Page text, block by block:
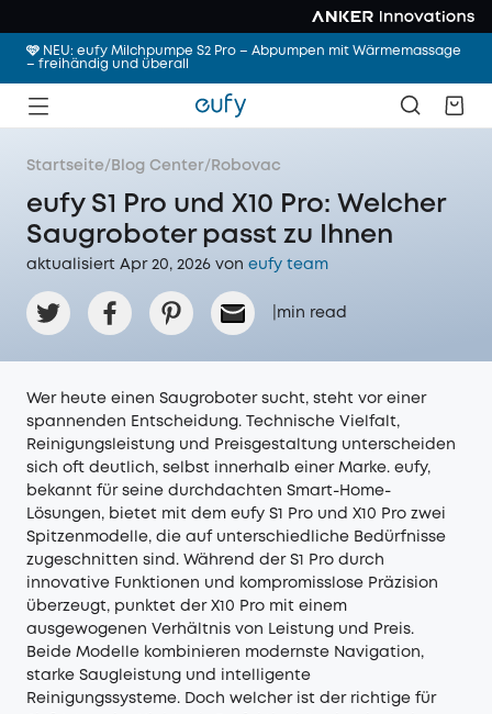
🩷 NEU: eufy Milchpumpe S2 Pro – Abpumpen mit Wärmemassage
– freihändig und überall
Startseite/ Blog Center/ Robovac
eufy S1 Pro und X10 Pro: Welcher
Saugroboter passt zu Ihnen
aktualisiert Apr 20, 2026 von eufy team
min read
Wer heute einen Saugroboter sucht, steht vor einer
spannenden Entscheidung. Technische Vielfalt,
Reinigungsleistung und Preisgestaltung unterscheiden
sich oft deutlich, selbst innerhalb einer Marke. eufy,
bekannt für seine durchdachten Smart-Home-
Lösungen, bietet mit dem eufy S1 Pro und X10 Pro zwei
Spitzenmodelle, die auf unterschiedliche Bedürfnisse
zugeschnitten sind. Während der S1 Pro durch
innovative Funktionen und kompromisslose Präzision
überzeugt, punktet der X10 Pro mit einem
ausgewogenen Verhältnis von Leistung und Preis.
Beide Modelle kombinieren modernste Navigation,
starke Saugleistung und intelligente
Reinigungssysteme. Doch welcher ist der richtige für